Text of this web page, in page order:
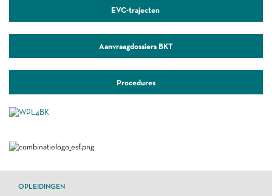
EVC-trajecten
Aanvraagdossiers BKT
Procedures
OPLEIDINGEN